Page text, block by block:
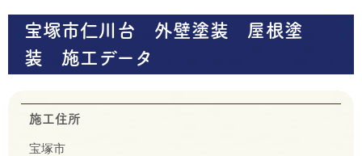
宝塚市仁川台 外壁塗装 屋根塗
装 施工データ
施工住所
宝塚市